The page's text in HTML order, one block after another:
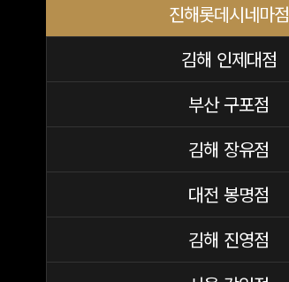
진해롯데시네마점
김해 인제대점
부산 구포점
김해 장유점
대전 봉명점
김해 진영점